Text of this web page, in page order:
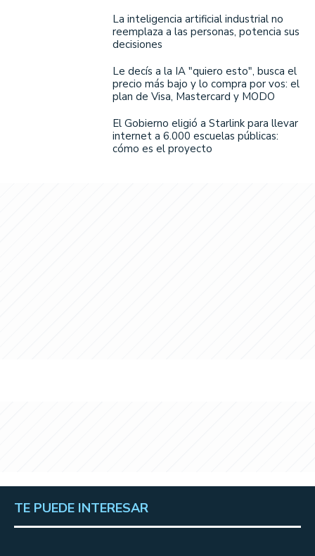
La inteligencia artificial industrial no
reemplaza a las personas, potencia sus
decisiones
Le decís a la IA "quiero esto", busca el
precio más bajo y lo compra por vos: el
plan de Visa, Mastercard y MODO
El Gobierno eligió a Starlink para llevar
internet a 6.000 escuelas públicas:
cómo es el proyecto
TE PUEDE INTERESAR